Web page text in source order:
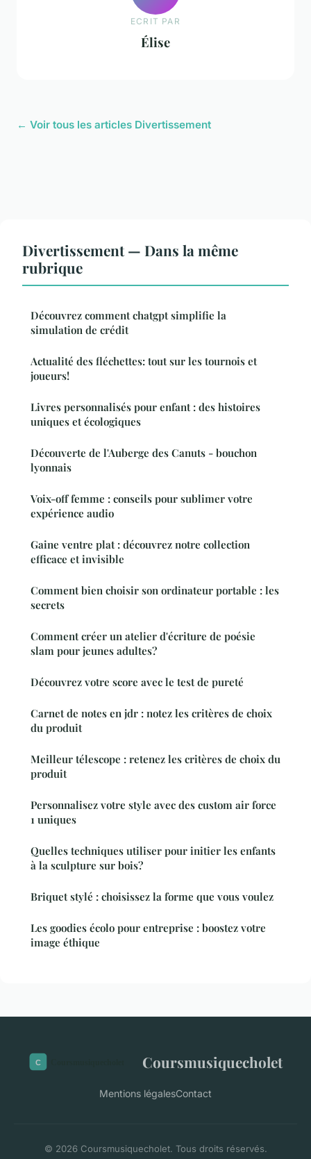
ECRIT PAR
Élise
← Voir tous les articles Divertissement
Divertissement — Dans la même
rubrique
Découvrez comment chatgpt simplifie la
simulation de crédit
Actualité des fléchettes: tout sur les tournois et
joueurs!
Livres personnalisés pour enfant : des histoires
uniques et écologiques
Découverte de l'Auberge des Canuts - bouchon
lyonnais
Voix-off femme : conseils pour sublimer votre
expérience audio
Gaine ventre plat : découvrez notre collection
efficace et invisible
Comment bien choisir son ordinateur portable : les
secrets
Comment créer un atelier d'écriture de poésie
slam pour jeunes adultes?
Découvrez votre score avec le test de pureté
Carnet de notes en jdr : notez les critères de choix
du produit
Meilleur télescope : retenez les critères de choix du
produit
Personnalisez votre style avec des custom air force
1 uniques
Quelles techniques utiliser pour initier les enfants
à la sculpture sur bois?
Briquet stylé : choisissez la forme que vous voulez
Les goodies écolo pour entreprise : boostez votre
image éthique
Coursmusiquecholet
Mentions légalesContact
© 2026 Coursmusiquecholet. Tous droits réservés.